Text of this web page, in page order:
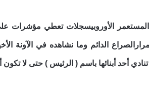
الأوروبيسجلات تعطي مؤشرات
الدائم وما نشاهده في الآونة
أحد أبنائها باسم ( الرئيس ) حتى لا